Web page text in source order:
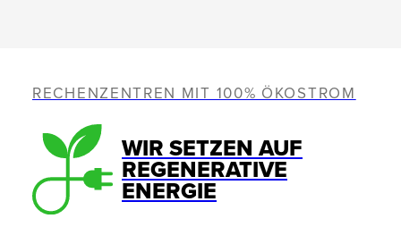
RECHENZENTREN MIT 100% ÖKOSTROM
WIR SETZEN AUF
REGENERATIVE
ENERGIE